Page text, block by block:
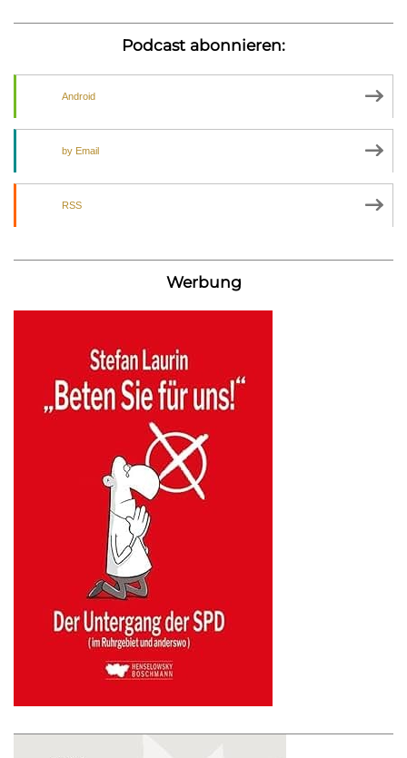
Podcast abonnieren:
Android
by Email
RSS
Werbung